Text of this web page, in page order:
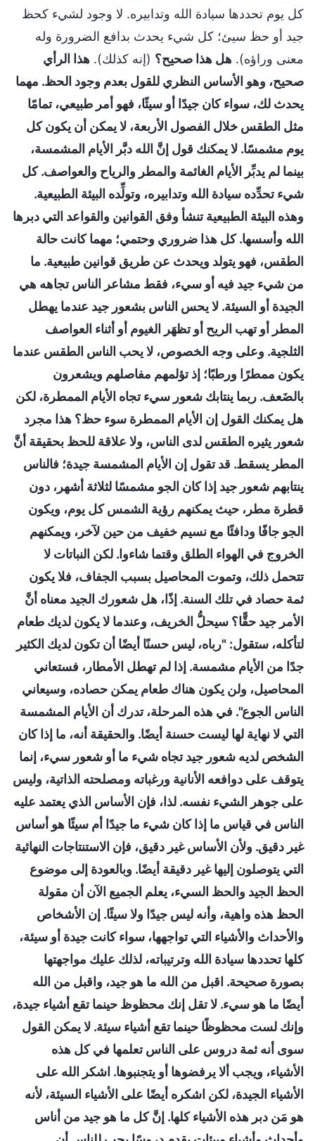
كل يوم تحددها سيادة الله وتدابيره. لا وجود لشيء كحظ
جيد أو حظ سيئ؛ كل شيء يحدث بدافع الضرورة وله
معنى وراؤه). هل هذا صحيح؟ (إنه كذلك). هذا الرأي
صحيح، وهو الأساس النظري للقول بعدم وجود الحظ. مهما
يحدث لك، سواء كان جيدًا أو سيئًا، فهو أمر طبيعي، تمامًا
مثل الطقس خلال الفصول الأربعة، لا يمكن أن يكون كل
يوم مشمسًا. لا يمكنك قول إنَّ الله دبَّر الأيام المشمسة،
بينما لم يدبِّر الأيام الغائمة والمطر والرياح والعواصف. كل
شيء تحدِّده سيادة الله وتدابيره، وتولِّده البيئة الطبيعية.
وهذه البيئة الطبيعية تنشأ وفق القوانين والقواعد التي دبرها
الله وأسسها. كل هذا ضروري وحتمي؛ مهما كانت حالة
الطقس، فهو يتولد ويحدث عن طريق قوانين طبيعية. ما
من شيء جيد فيه أو سيء، فقط مشاعر الناس تجاهه هي
الجيدة أو السيئة. لا يحس الناس بشعور جيد عندما يهطل
المطر أو تهب الريح أو تظهَر الغيوم أو أثناء العواصف
الثلجية. وعلى وجه الخصوص، لا يحب الناس الطقس عندما
يكون ممطرًا ورطبًا؛ إذ تؤلمهم مفاصلهم ويشعرون
بالضَعف. ربما ينتابك شعور سيء تجاه الأيام الممطرة، لكن
هل يمكنك القول إن الأيام الممطرة سوء حظ؟ هذا مجرد
شعور يثيره الطقس لدى الناس، ولا علاقة للحظ بحقيقة أنَّ
المطر يسقط. قد تقول إن الأيام المشمسة جيدة؛ فالناس
ينتابهم شعور جيد إذا كان الجو مشمسًا لثلاثة أشهر، دون
قطرة مطر، حيث يمكنهم رؤية الشمس كل يوم، ويكون
الجو جافًا ودافئًا مع نسيم خفيف من حين لآخر، ويمكنهم
الخروج في الهواء الطلق وقتما شاءوا. لكن النباتات لا
تتحمل ذلك، وتموت المحاصيل بسبب الجفاف، فلا يكون
ثمة حصاد في تلك السنة. إذًا، هل شعورك الجيد معناه أنَّ
الأمر جيد حقًّا؟ سيحلُّ الخريف، وعندما لا يكون لديك طعام
لتأكله، ستقول: "رباه، ليس حسنًا أيضًا أن تكون لديك الكثير
جدًا من الأيام مشمسة. إذا لم تهطل الأمطار، فستعاني
المحاصيل، ولن يكون هناك طعام يمكن حصاده، وسيعاني
الناس الجوع". في هذه المرحلة، تدرك أن الأيام المشمسة
التي لا نهاية لها ليست حسنة أيضًا. والحقيقة أنه، ما إذا كان
الشخص لديه شعور جيد تجاه شيء ما أو شعور سيء، إنما
يتوقف على دوافعه الأنانية ورغباته ومصلحته الذاتية، وليس
على جوهر الشيء نفسه. لذا، فإن الأساس الذي يعتمد عليه
الناس في قياس ما إذا كان شيء ما جيدًا أم سيئًا هو أساس
غير دقيق. ولأن الأساس غير دقيق، فإن الاستنتاجات النهائية
التي يتوصلون إليها غير دقيقة أيضًا. وبالعودة إلى موضوع
الحظ الجيد والحظ السيء، يعلم الجميع الآن أن مقولة
الحظ هذه واهية، وأنه ليس جيدًا ولا سيئًا. إن الأشخاص
والأحداث والأشياء التي تواجهها، سواء كانت جيدة أو سيئة،
كلها تحددها سيادة الله وترتيباته، لذلك عليك مواجهتها
بصورة صحيحة. اقبل من الله ما هو جيد، واقبل من الله
أيضًا ما هو سيء. لا تقل إنك محظوظ حينما تقع أشياء جيدة،
وإنك لست محظوظًا حينما تقع أشياء سيئة. لا يمكن القول
سوى أنه ثمة دروس على الناس تعلمها في كل هذه
الأشياء، ويجب ألا يرفضوها أو يتجنبوها. اشكر الله على
الأشياء الجيدة، لكن اشكره أيضًا على الأشياء السيئة، لأنه
هو مَن دبر هذه الأشياء كلها. إنَّ كل ما هو جيد من أناس